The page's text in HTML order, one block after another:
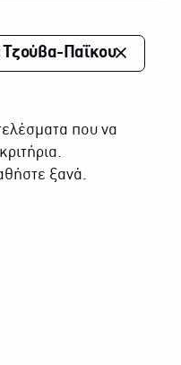
Παΐκου
που να
ξανά.